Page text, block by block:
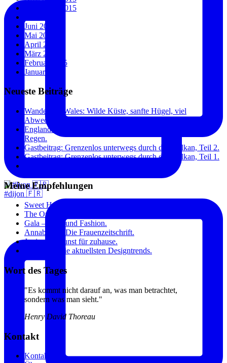
#dijon 🇫🇷
September 2015
Juni 2015
Mai 2015
April 2015
März 2015
Februar 2015
Januar 2015
Neueste Beiträge
Wandern in Wales: Wilde Küste, sanfte Hügel, viel
Abwechslung.
England und Wales: Städte, Küste und überraschend wenig
Regen.
Gastbeitrag: Grenzenlos unterwegs durch den Balkan, Teil 2.
Gastbeitrag: Grenzenlos unterwegs durch den Balkan, Teil 1.
Meine Empfehlungen
Sweet Home – Blog über das Wohnen, Essen und Sein.
The Original Dish – Inspirierende Kochrezepte.
Gala – Stars und Fashion.
Annabelle – Die Frauenzeitschrift.
Junique – Kunst für zuhause.
Connox – Die aktuellsten Designtrends.
Wort des Tages
"Es kommt nicht darauf an, was man betrachtet,
sondern was man sieht."
Henry David Thoreau
Kontakt
Kontakt